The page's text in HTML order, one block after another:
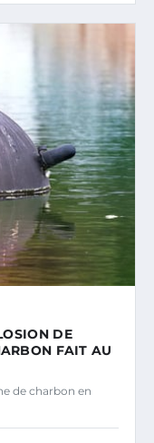
DE
FAIT AU
de charbon en